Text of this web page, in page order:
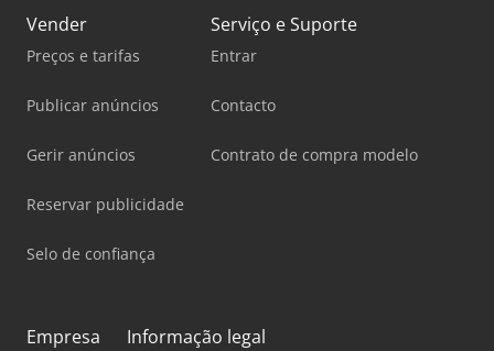
Vender
Preços e tarifas
Publicar anúncios
Gerir anúncios
Reservar publicidade
Selo de confiança
Serviço e Suporte
Entrar
Contacto
Contrato de compra modelo
Empresa Informação legal